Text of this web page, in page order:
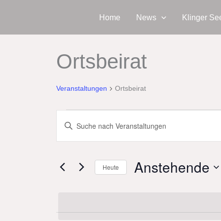
springen
Home News Klinger
Ortsbeirat
Veranstaltungen Ortsbeirat
Veranstaltungen
Suche
und
Navigation
Bitte
Suche
Heute Anstehende